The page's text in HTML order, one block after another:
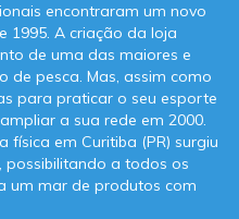
encontraram um novo
1995. A criação da loja
de uma das maiores e
de pesca. Mas, assim como
para praticar o seu esporte
a sua rede em 2000.
em Curitiba (PR) surgiu
possibilitando a todos os
um mar de produtos com